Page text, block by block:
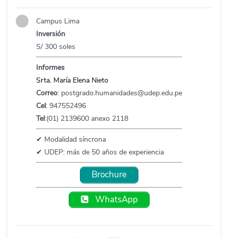
Humanidades y en la Maestría de
Facultad de Educación. En el campo
de la investigación, ha publicado
peruanos como el volumen
obra del narrador peruano Carlos
Reyna Urteaga (Ediciones El Río
Hablador, Fondo Editorial del Aiki
Kōkyū Kan, Lima, 2017) y la
Selección de Tradiciones Peruanas
de Ricardo Palma (Editorial
Alfaguara, Lima, 2014).
Campus Lima
Inversión
S/ 300 soles
Informes
Srta. María Elena Nieto
Correo: postgrado.humanidades@udep.edu.pe
Cel: 947552496
Tel:(01) 2139600 anexo 2118
✔ Modalidad síncrona
✔ UDEP: más de 50 años de experiencia
Brochure
WhatsApp